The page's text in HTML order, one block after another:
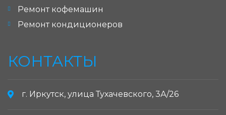
Ремонт кофемашин
Ремонт кондиционеров
КОНТАКТЫ
г. Иркутск, улица Тухачевского, 3А/26